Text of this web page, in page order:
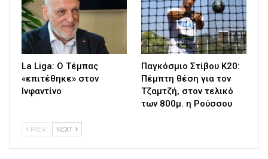
La Liga: Ο Τέμπας
«επιτέθηκε» στον
Ινφαντίνο
Παγκόσμιο Στίβου Κ20:
Πέμπτη θέση για τον
Τζαμτζή, στον τελικό
των 800μ. η Ρούσσου
PREV NEXT